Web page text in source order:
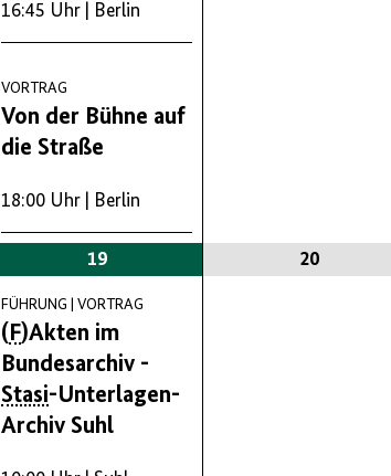
16:45 Uhr | Berlin
VORTRAG
Von der Bühne auf
die Straße
18:00 Uhr | Berlin
19
FÜHRUNG | VORTRAG
( F)Akten im
Bundesarchiv -
Stasi-Unterlagen-
Archiv Suhl
20